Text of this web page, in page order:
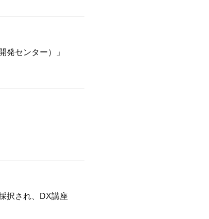
発センター）」
択され、DX講座